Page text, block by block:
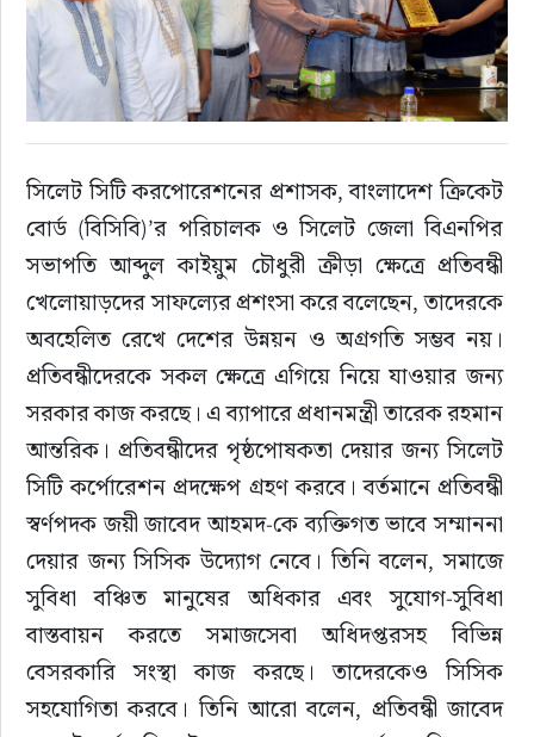
সিলেট সিটি করপোরেশনের প্রশাসক, বাংলাদেশ ক্রিকেট
বোর্ড (বিসিবি)’র পরিচালক ও সিলেট জেলা বিএনপির
সভাপতি আব্দুল কাইয়ুম চৌধুরী ক্রীড়া ক্ষেত্রে প্রতিবন্ধী
খেলোয়াড়দের সাফল্যের প্রশংসা করে বলেছেন, তাদেরকে
অবহেলিত রেখে দেশের উন্নয়ন ও অগ্রগতি সম্ভব নয়।
প্রতিবন্ধীদেরকে সকল ক্ষেত্রে এগিয়ে নিয়ে যাওয়ার জন্য
সরকার কাজ করছে। এ ব্যাপারে প্রধানমন্ত্রী তারেক রহমান
আন্তরিক। প্রতিবন্ধীদের পৃষ্ঠপোষকতা দেয়ার জন্য সিলেট
সিটি কর্পোরেশন প্রদক্ষেপ গ্রহণ করবে। বর্তমানে প্রতিবন্ধী
স্বর্ণপদক জয়ী জাবেদ আহমদ-কে ব্যক্তিগত ভাবে সম্মাননা
দেয়ার জন্য সিসিক উদ্যোগ নেবে। তিনি বলেন, সমাজে
সুবিধা বঞ্চিত মানুষের অধিকার এবং সুযোগ-সুবিধা
বাস্তবায়ন করতে সমাজসেবা অধিদপ্তরসহ বিভিন্ন
বেসরকারি সংস্থা কাজ করছে। তাদেরকেও সিসিক
সহযোগিতা করবে। তিনি আরো বলেন, প্রতিবন্ধী জাবেদ